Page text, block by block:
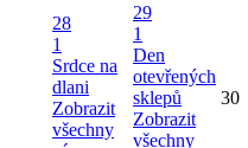
28
1
Srdce na
dlani
Zobrazit
všechny
29
1
Den
otevřených
sklepů
Zobrazit
všechny
30